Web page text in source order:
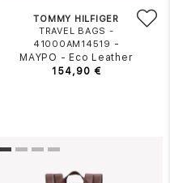
TOMMY HILFIGER
TRAVEL BAGS -
41000AM14519 -
ΜΑΥΡΟ - Eco Leather
154,90 €